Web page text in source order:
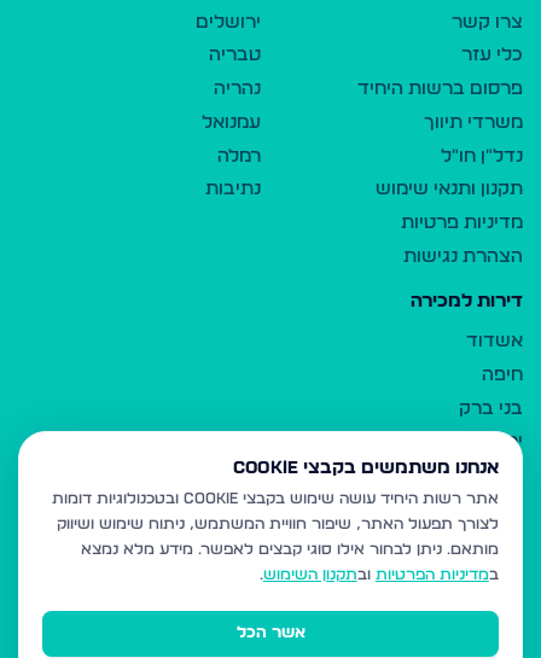
צרו קשר
כלי עזר
פרסום ברשות היחיד
משרדי תיווך
נדל"ן חו"ל
תקנון ותנאי שימוש
מדיניות פרטיות
הצהרת נגישות
ירושלים
טבריה
נהריה
עמנואל
רמלה
נתיבות
דירות למכירה
אשדוד
חיפה
בני ברק
ירושלים
אלעד
גבעת זאב
בית שמש
רכסים
מודיעין עילית
אנחנו משתמשים בקבצי Cookie
אתר רשות היחיד עושה שימוש בקבצי Cookie ובטכנולוגיות דומות
לצורך תפעול האתר, שיפור חוויית המשתמש, ניתוח שימוש ושיווק
מותאם. ניתן לבחור אילו סוגי קבצים לאפשר. מידע מלא נמצא
במדיניות הפרטיות ובתקנון השימוש.
אשר הכל